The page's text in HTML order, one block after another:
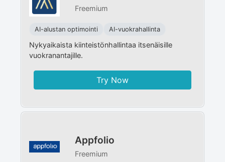
Freemium
AI-alustan optimointi AI-vuokrahallinta
Nykyaikaista kiinteistönhallintaa itsenäisille
vuokranantajille.
Try Now
Appfolio
Freemium